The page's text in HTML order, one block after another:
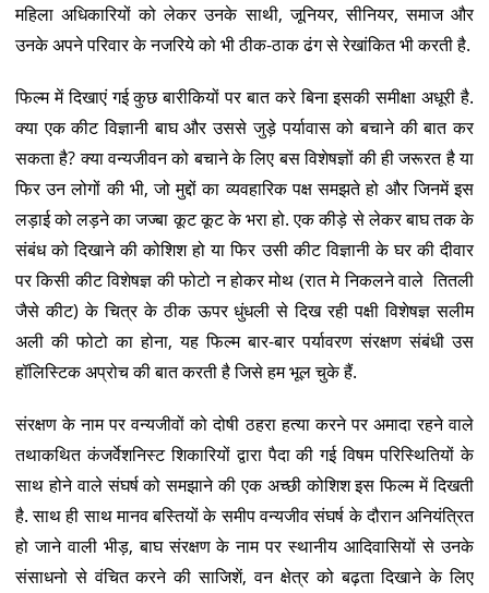
महिला अधिकारियों को लेकर उनके साथी, जूनियर, सीनियर, समाज और
उनके अपने परिवार के नजरिये को भी ठीक-ठाक ढंग से रेखांकित भी करती है.
फिल्म में दिखाएं गई कुछ बारीकियों पर बात करे बिना इसकी समीक्षा अधूरी है.
क्या एक कीट विज्ञानी बाघ और उससे जुड़े पर्यावास को बचाने की बात कर
सकता है? क्या वन्यजीवन को बचाने के लिए बस विशेषज्ञों की ही जरूरत है या
फिर उन लोगों की भी, जो मुद्दों का व्यवहारिक पक्ष समझते हो और जिनमें इस
लड़ाई को लड़ने का जज्बा कूट कूट के भरा हो. एक कीड़े से लेकर बाघ तक के
संबंध को दिखाने की कोशिश हो या फिर उसी कीट विज्ञानी के घर की दीवार
पर किसी कीट विशेषज्ञ की फोटो न होकर मोथ (रात मे निकलने वाले तितली
जैसे कीट) के चित्र के ठीक ऊपर धुंधली से दिख रही पक्षी विशेषज्ञ सलीम
अली की फोटो का होना, यह फिल्म बार-बार पर्यावरण संरक्षण संबंधी उस
हॉलिस्टिक अप्रोच की बात करती है जिसे हम भूल चुके हैं.
संरक्षण के नाम पर वन्यजीवों को दोषी ठहरा हत्या करने पर अमादा रहने वाले
तथाकथित कंजर्वेशनिस्ट शिकारियों द्वारा पैदा की गई विषम परिस्थितियों के
साथ होने वाले संघर्ष को समझाने की एक अच्छी कोशिश इस फिल्म में दिखती
है. साथ ही साथ मानव बस्तियों के समीप वन्यजीव संघर्ष के दौरान अनियंत्रित
हो जाने वाली भीड़, बाघ संरक्षण के नाम पर स्थानीय आदिवासियों से उनके
संसाधनो से वंचित करने की साजिशें, वन क्षेत्र को बढ़ता दिखाने के लिए